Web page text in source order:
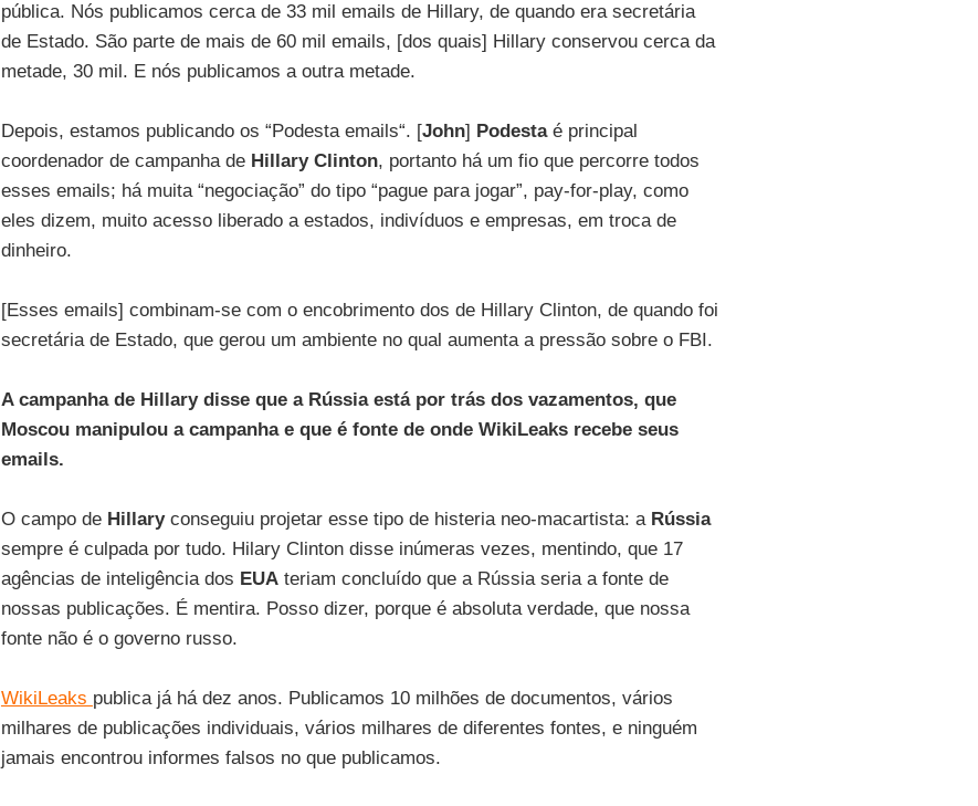
pública. Nós publicamos cerca de 33 mil emails de Hillary, de quando era secretária
de Estado. São parte de mais de 60 mil emails, [dos quais] Hillary conservou cerca da
metade, 30 mil. E nós publicamos a outra metade.
Depois, estamos publicando os “Podesta emails“. [John] Podestaé principal
coordenador de campanha de Hillary Clinton, portanto há um fio que percorre todos
esses emails; há muita “negociação” do tipo “pague para jogar”, pay-for-play, como
eles dizem, muito acesso liberado a estados, indivíduos e empresas, em troca de
dinheiro.
[Esses emails] combinam-se com o encobrimento dos de Hillary Clinton, de quando foi
secretária de Estado, que gerou um ambiente no qual aumenta a pressão sobre o FBI.
A campanha de Hillary disse que a Rússia está por trás dos vazamentos, que
Moscou manipulou a campanha e que é fonte de onde WikiLeaks recebe seus
emails.
O campo de Hillaryconseguiu projetar esse tipo de histeria neo-macartista: a Rússia
sempre é culpada por tudo. Hilary Clinton disse inúmeras vezes, mentindo, que 17
agências de inteligência dos EUAteriam concluído que a Rússia seria a fonte de
nossas publicações. É mentira. Posso dizer, porque é absoluta verdade, que nossa
fonte não é o governo russo.
WikiLeaks publica já há dez anos. Publicamos 10 milhões de documentos, vários
milhares de publicações individuais, vários milhares de diferentes fontes, e ninguém
jamais encontrou informes falsos no que publicamos.